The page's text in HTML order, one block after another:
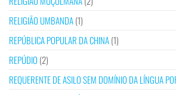
RELIGIÃO UMBANDA(1)
REPÚBLICA POPULAR DA CHINA(1)
REPÚDIO (2)
REQUERENTE DE ASILO SEM DOMÍNIO DA LÍNGUA